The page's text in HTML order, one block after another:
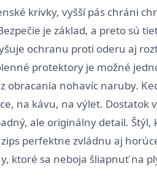
krivky, vyšší pás chráni
je základ, a preto sú
ochranu proti oderu aj
protektory je možné
obracania nohavíc naruby.
na kávu, na výlet. Dostatok
ale originálny detail.
perfektne zvládnu aj
ktoré sa neboja šliapnuť na